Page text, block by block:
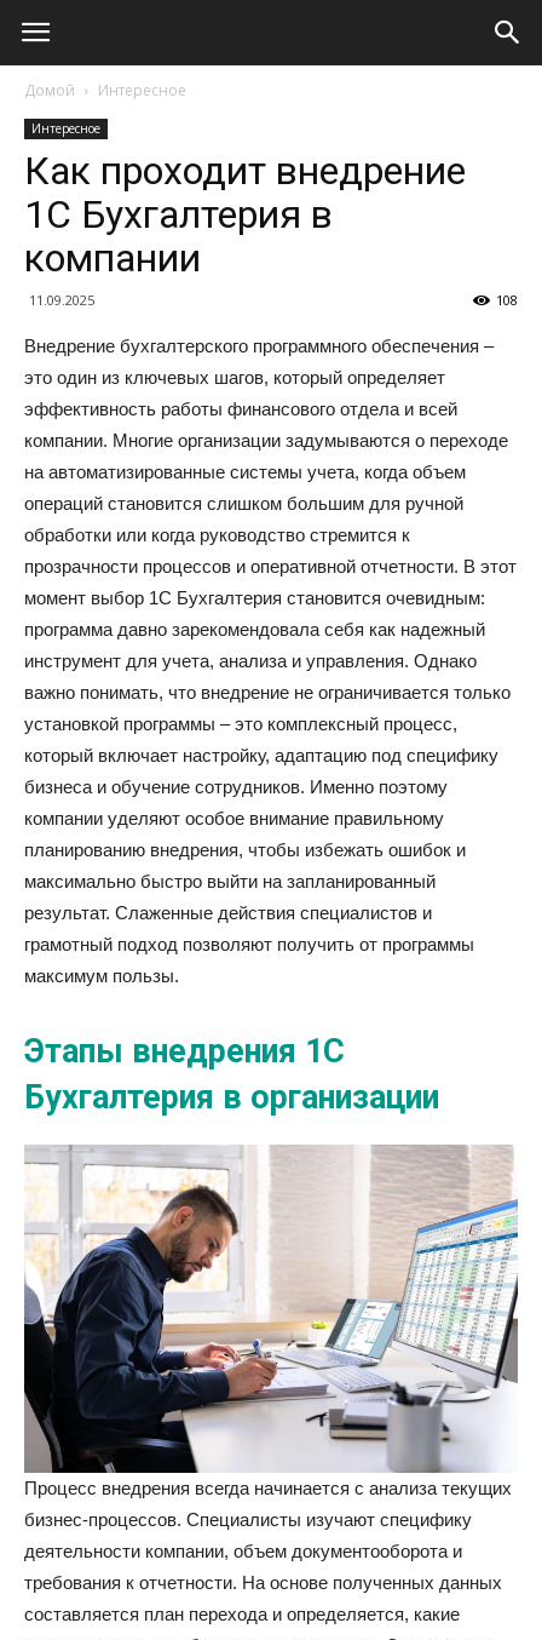
Домой Интересное
Интересное
Как проходит внедрение
1С Бухгалтерия в
компании
11.09.2025 108
Внедрение бухгалтерского программного обеспечения –
это один из ключевых шагов, который определяет
эффективность работы финансового отдела и всей
компании. Многие организации задумываются о переходе
на автоматизированные системы учета, когда объем
операций становится слишком большим для ручной
обработки или когда руководство стремится к
прозрачности процессов и оперативной отчетности. В этот
момент выбор 1С Бухгалтерия становится очевидным:
программа давно зарекомендовала себя как надежный
инструмент для учета, анализа и управления. Однако
важно понимать, что внедрение не ограничивается только
установкой программы – это комплексный процесс,
который включает настройку, адаптацию под специфику
бизнеса и обучение сотрудников. Именно поэтому
компании уделяют особое внимание правильному
планированию внедрения, чтобы избежать ошибок и
максимально быстро выйти на запланированный
результат. Слаженные действия специалистов и
грамотный подход позволяют получить от программы
максимум пользы.
Этапы внедрения 1С
Бухгалтерия в организации
Процесс внедрения всегда начинается с анализа текущих
бизнес-процессов. Специалисты изучают специфику
деятельности компании, объем документооборота и
требования к отчетности. На основе полученных данных
составляется план перехода и определяется, какие